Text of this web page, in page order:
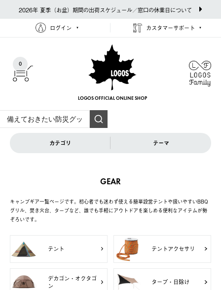
2026年 夏季（お盆）期間の出荷スケジュール／窓口の休業日について
ログイン カスタマーサポート
0
LOGOS OFFICIAL ONLINE SHOP
カテゴリ テーマ
GEAR
キャンプギア一覧ページです。初心者でも迷わず使える簡単設営テントや扱いやすいBBQ
グリル、焚き火台、タープなど、誰でも手軽にアウトドアを楽しめる便利なアイテムが勢
ぞろいです。
テント テントアクセサリ
デカゴン・オクタゴ
ン
タープ・日除け